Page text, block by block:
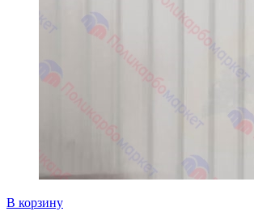
В корзину